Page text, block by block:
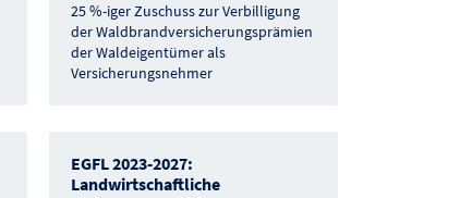
25 %-iger Zuschuss zur Verbilligung
der Waldbrandversicherungsprämien
der Waldeigentümer als
Versicherungsnehmer
EGFL 2023-2027:
Landwirtschaftliche